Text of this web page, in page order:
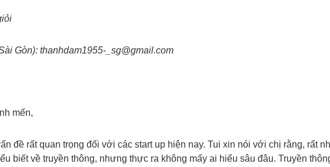
Gòn): thanhdam1955-_sg@gmail.com
mến,
đề rất quan trọng đối với các start up hiện nay. Tui xin nói với chị rằng, rất
biết về truyền thông, nhưng thực ra không mấy ai hiểu sâu đâu. Truyền